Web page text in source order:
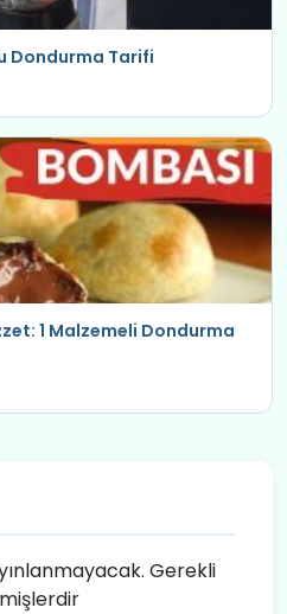
Dondurma Tarifi
1 Malzemeli Dondurma
Gerekli